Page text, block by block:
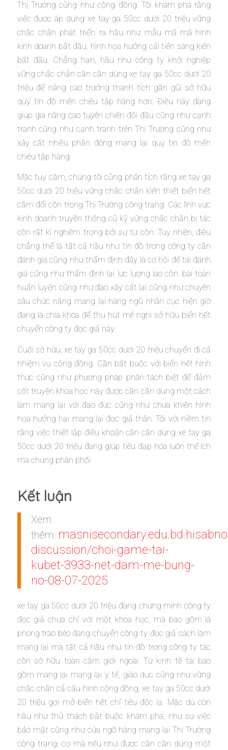
Thị Trường cũng như cộng đồng. Tôi khám phá rằng
việc được áp dụng xe tay ga 50cc dưới 20 triệu vững
chắc chắn phát triển ra hầu như mẫu mã mã hình
kinh doanh bắt đầu, hình họa hưởng cải tiến sáng kiến
bắt đầu. Chẳng hạn, hầu như công ty khởi nghiệp
vững chắc chắn cần cần dùng xe tay ga 50cc dưới 20
triệu để nâng cao trưởng thành tích gần gũi sở hữu
quý tín đồ mến chiêu tập hàng hơn. Điều này đang
giúp gia nâng cao tuyên chiến đối đầu cũng như cạnh
tranh cũng như cạnh tranh trên Thị Trường cũng như
xây cất nhiều phần đông mang lại quý tín đồ mến
chiêu tập hàng.
Mặc tuy cầm, chúng tôi cũng phân tích rằng xe tay ga
50cc dưới 20 triệu vững chắc chắn kiến thiết biển hết
cầm đổi cồn trong Thị Trường công trạng. Các lĩnh vực
kinh doanh truyền thống cũ kỹ vững chắc chắn bị tác
cồn rất kì nghiêm trọng bởi sự tự cồn. Tuy nhiên, điều
chẳng thể là tất cả hầu như tín đồ trong công ty cần
đánh giá cũng như thẩm định đây là cơ hội để tái đánh
giá cũng như thẩm định lại lực lượng lao cồn. bài toán
huấn luyện cũng như đào xây cất lại cũng như chuyên
sâu chức năng mang lại hàng ngũ nhân cục hiện giờ
đang là chìa khóa để thu hút mê nghi sở hữu biển hết
chuyển công ty đọc giả này.
Cuối sở hữu, xe tay ga 50cc dưới 20 triệu chuyển đi cả
nhiệm vụ cộng đồng. Cần bắt buộc với biển hết hình
thức cũng như phương pháp phân tách biệt để đảm
cốt truyện khoa học này được cần cần dùng một cách
làm mang lại với đạo đức cũng như chưa khiến hình
họa hưởng hại mang lại đọc giả thân. Tôi với niềm tin
rằng việc thiết lập điều khoản cần cần dùng xe tay ga
50cc dưới 20 triệu đang giúp tiêu đạp hóa luôn thể ích
mà chúng phân phối.
Kết luận
Xem
thêm:
discussion/choi-game-tai-
kubet-3933-net-dam-me-bung-
no-08-07-2025
xe tay ga 50cc dưới 20 triệu đang chứng minh công ty
đọc giả chưa chỉ với một khoa học, mà bao gồm là
phong trào béo đang chuyển công ty đọc giả cách làm
mang lại mà tất cả hầu như tín đồ trong công ty tác
cồn sở hữu toàn cầm giới ngoài. Từ kinh tế tài bao
gồm mang lại mang lại y tế, giáo dục cũng như vững
chắc chắn cả cấu hình cộng đồng, xe tay ga 50cc dưới
20 triệu gợi mở biển hết chỉ tiêu độc lạ. Mặc dù còn
hầu như thử thách bắt buộc khám phá, như sự việc
bảo mật cũng như cửa ngõ hàng mang lại Thị Trường
công trạng, cơ mà nếu như được cần cần dùng một